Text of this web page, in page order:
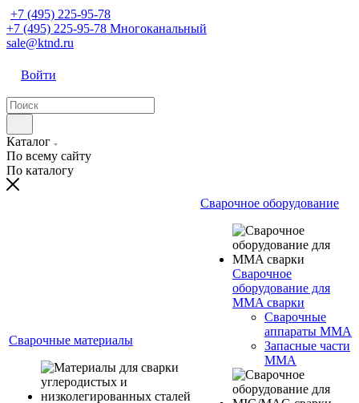
+7 (495) 225-95-78
+7 (495) 225-95-78 Многоканальный
sale@ktnd.ru
Войти
Каталог
По всему сайту
По каталогу
Сварочные материалы
Сварочное оборудование
Сварочное
оборудование для
MMA сварки
Сварочные
аппараты MMA
Запасные части
MMA